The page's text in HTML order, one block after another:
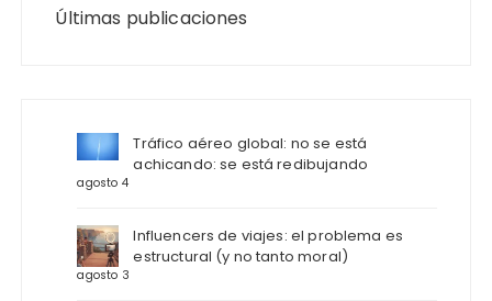
Últimas publicaciones
Tráfico aéreo global: no se está
achicando: se está redibujando
agosto 4
Influencers de viajes: el problema es
estructural (y no tanto moral)
agosto 3